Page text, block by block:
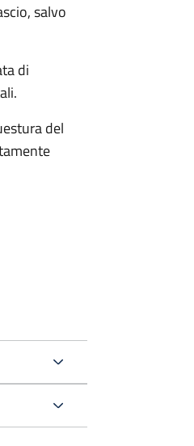
salvo
di
del